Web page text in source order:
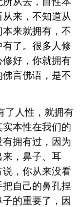
来，不知道从
来就拥有，不
了。很多人修
好，你就拥有
言佛语，是不
人性，就拥有
本性在我们的
拥有过，因为
，鼻子、耳
，你从来没看
自己的鼻孔捏
的重要了，因